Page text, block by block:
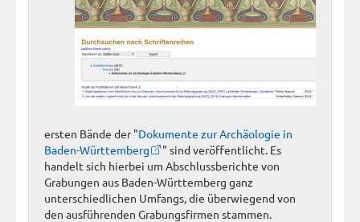
ersten Bände der "Dokumente zur Archäologie in
Baden-Württemberg
" sind veröffentlicht. Es
handelt sich hierbei um Abschlussberichte von
Grabungen aus Baden-Württemberg ganz
unterschiedlichen Umfangs, die überwiegend von
den ausführenden Grabungsfirmen stammen.